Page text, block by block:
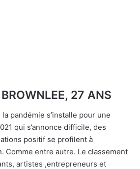
27 ANS
pandémie s’installe pour une
qui s’annonce difficile, des
positif se profilent à
Comme entre autre. Le classement
artistes ,entrepreneurs et